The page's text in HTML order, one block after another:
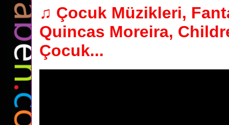
♫ Çocuk Müzikleri,
Quincas Moreira,
Çocuk...